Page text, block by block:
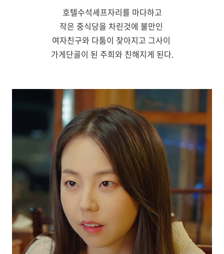
호텔수석셰프자리를 마다하고
작은 중식당을 차린것에 불만인
여자친구와 다툼이 잦아지고 그사이
가게단골이 된 주희와 친해지게 된다.